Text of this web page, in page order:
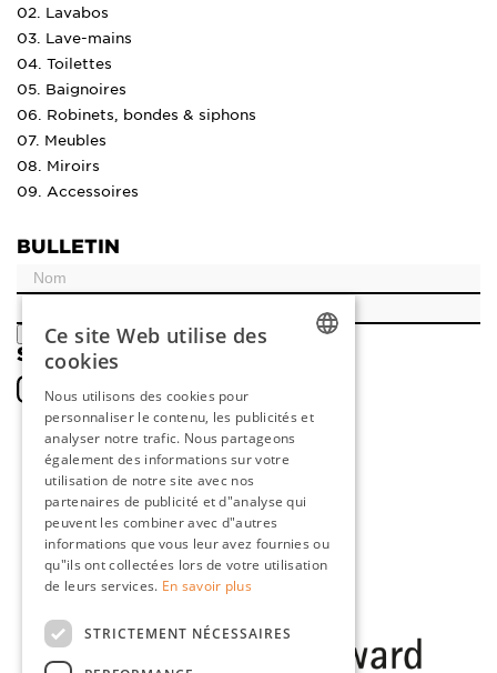
02. Lavabos
03. Lave-mains
04. Toilettes
05. Baignoires
06. Robinets, bondes & siphons
07. Meubles
08. Miroirs
09. Accessoires
BULLETIN
ENREGISTRER
SOCIAL
ENGLISH
FRENCH
GERMAN
Ce site Web utilise des
cookies
Nous utilisons des cookies pour
personnaliser le contenu, les publicités et
analyser notre trafic. Nous partageons
également des informations sur votre
utilisation de notre site avec nos
partenaires de publicité et d"analyse qui
peuvent les combiner avec d"autres
informations que vous leur avez fournies ou
qu"ils ont collectées lors de votre utilisation
de leurs services. En savoir plus
STRICTEMENT NÉCESSAIRES